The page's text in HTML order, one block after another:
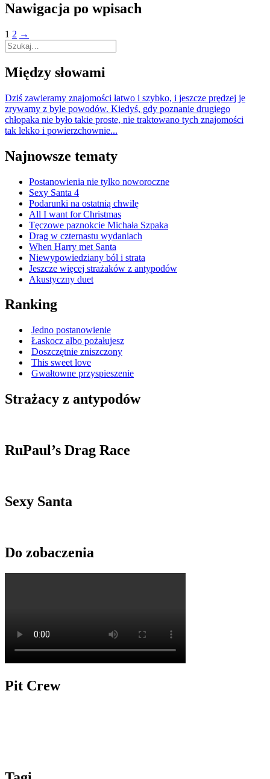
Nawigacja po wpisach
1 2 →
Między słowami
Dziś zawieramy znajomości łatwo i szybko, i jeszcze prędzej je
zrywamy z byle powodów. Kiedyś, gdy poznanie drugiego
chłopaka nie było takie proste, nie traktowano tych znajomości
tak lekko i powierzchownie...
Najnowsze tematy
Postanowienia nie tylko noworoczne
Sexy Santa 4
Podarunki na ostatnią chwilę
All I want for Christmas
Tęczowe paznokcie Michała Szpaka
Drag w czternastu wydaniach
When Harry met Santa
Niewypowiedziany ból i strata
Jeszcze więcej strażaków z antypodów
Akustyczny duet
Ranking
Jedno postanowienie
Łaskocz albo pożałujesz
Doszczętnie zniszczony
This sweet love
Gwałtowne przyspieszenie
Strażacy z antypodów
RuPaul’s Drag Race
Sexy Santa
Do zobaczenia
Pit Crew